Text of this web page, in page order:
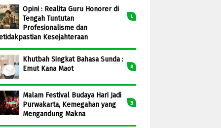
Opini : Realita Guru Honorer di
Tengah Tuntutan
Profesionalisme dan
Kesejahteraan
Khutbah Singkat Bahasa Sunda :
Emut Kana Maot
Malam Festival Budaya Hari Jadi
Purwakarta, Kemegahan yang
Mengandung Makna